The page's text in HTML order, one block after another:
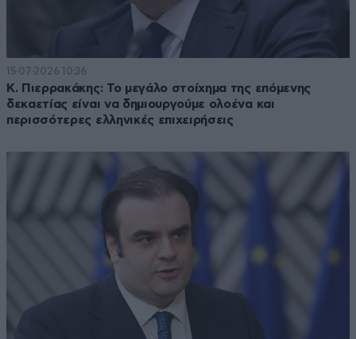
15·07·2026 10:36
Κ. Πιερρακάκης: Το μεγάλο στοίχημα της επόμενης
δεκαετίας είναι να δημιουργούμε ολοένα και
περισσότερες ελληνικές επιχειρήσεις